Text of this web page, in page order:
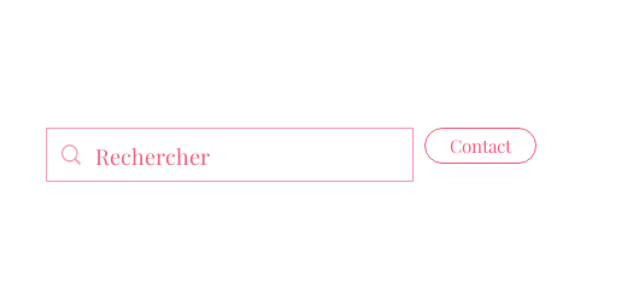
Contact